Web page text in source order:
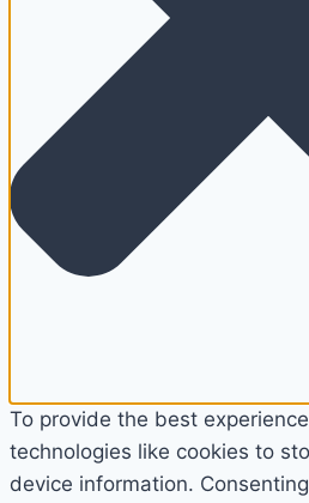
To provide the best
technologies like cookies to
device information.